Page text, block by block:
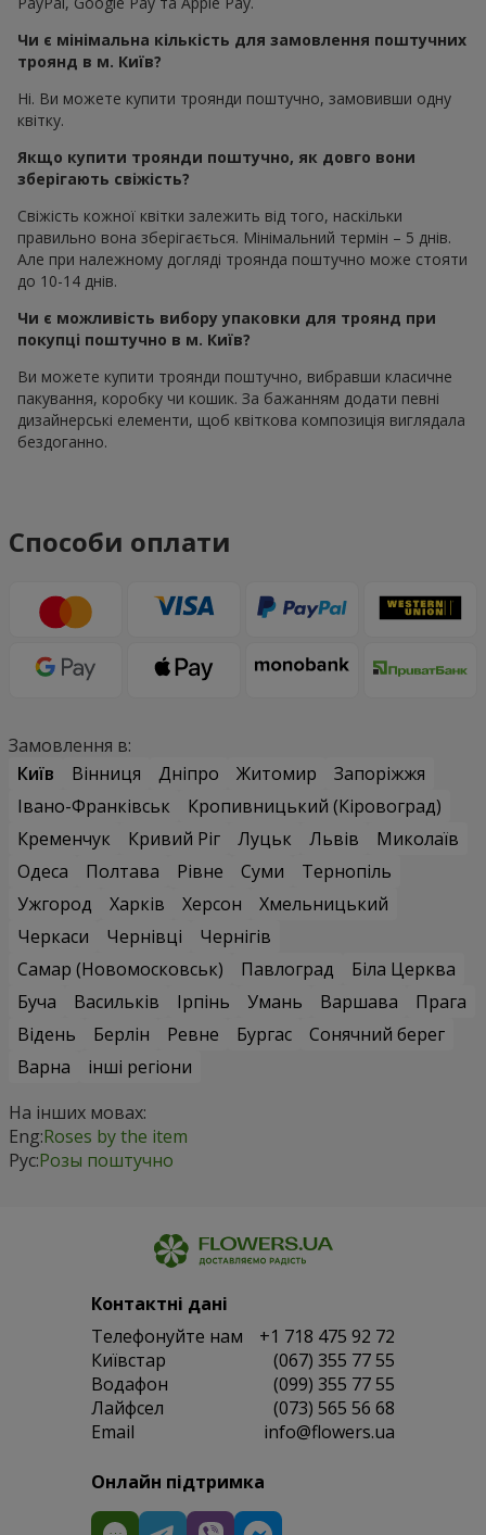
Чи є мінімальна кількість для замовлення поштучних
троянд в м. Київ?
Ні. Ви можете купити троянди поштучно, замовивши одну
квітку.
Якщо купити троянди поштучно, як довго вони
зберігають свіжість?
Свіжість кожної квітки залежить від того, наскільки
правильно вона зберігається. Мінімальний термін – 5 днів.
Але при належному догляді троянда поштучно може стояти
до 10-14 днів.
Чи є можливість вибору упаковки для троянд при
покупці поштучно в м. Київ?
Ви можете купити троянди поштучно, вибравши класичне
пакування, коробку чи кошик. За бажанням додати певні
дизайнерські елементи, щоб квіткова композиція виглядала
бездоганно.
Способи оплати
Замовлення в:
Київ
Вінниця Дніпро Житомир
Запоріжжя
Івано-Франківськ
Кропивницький (Кіровоград)
Кременчук
Кривий Ріг Луцьк Львів
Миколаїв
Одеса
Полтава Рівне Суми
Тернопіль
Ужгород
Харків Херсон
Хмельницький
Черкаси
Чернівці
Чернігів
Самар (Новомосковськ)
Павлоград
Біла Церква
Буча
Васильків Ірпінь Умань Варшава
Прага
Відень
Берлін Ревне Бургас
Сонячний берег
Варна
інші регіони
На інших мовах:
Eng:Roses by the item
Рус:Розы поштучно
Контактні дані
Телефонуйте нам
+1 718 475 92 72
Київстар
(067) 355 77 55
Водафон
(099) 355 77 55
Лайфсел
(073) 565 56 68
Email
info@flowers.ua
Онлайн підтримка